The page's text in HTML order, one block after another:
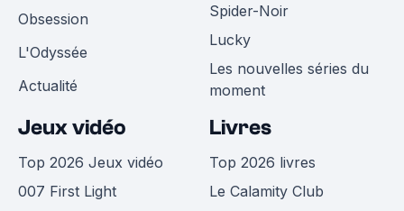
Obsession
L'Odyssée
Actualité
Spider-Noir
Lucky
Les nouvelles séries du
moment
Jeux vidéo
Top 2026 Jeux vidéo
007 First Light
Livres
Top 2026 livres
Le Calamity Club